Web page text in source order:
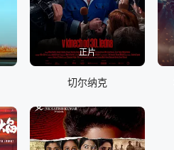
正片
切尔纳克